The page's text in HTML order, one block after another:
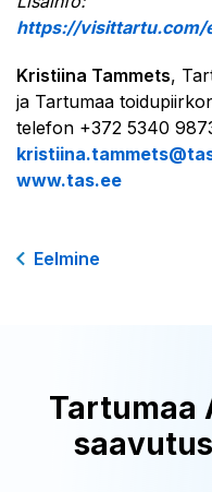
https://visittartu.com/
Kristiina Tammets,
ja Tartumaa
telefon +372 5340
www.tas.ee
Eelmine
Tartumaa